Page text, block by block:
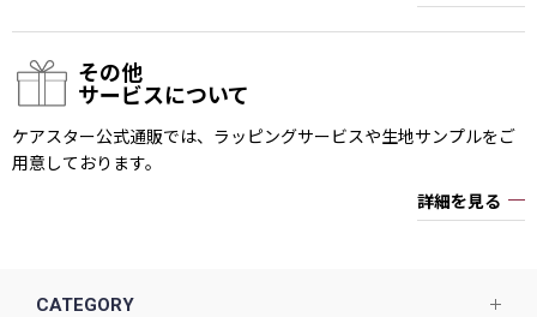
その他
サービスについて
ケアスター公式通販では、ラッピングサービスや生地サンプルをご
用意しております。
詳細を見る
CATEGORY